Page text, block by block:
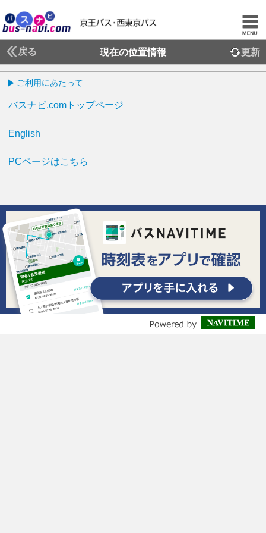
戻る 現在の位置情報 更新
ご利用にあたって
バスナビ.comトップページ
English
PCページはこちら